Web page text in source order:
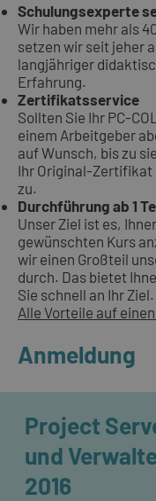
Schulungsexperte
Wir haben mehr als
setzen wir seit jeher
langjähriger
Erfahrung.
Zertifikatsservice
Sollten Sie Ihr PC-
einem Arbeitgeber
auf Wunsch, bis zu
Ihr Original-Zertifikat
zu.
Durchführung ab 1
Unser Ziel ist es,
gewünschten Kurs
wir einen Großteil
durch. Das bietet
Sie schnell an Ihr Ziel.
Alle Vorteile auf
Anmeldung
Project
und
2016